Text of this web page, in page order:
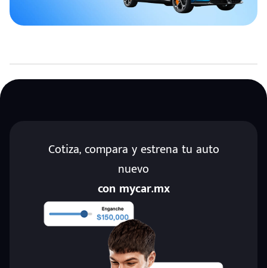
Cotiza, compara y estrena tu auto
nuevo
con mycar.mx